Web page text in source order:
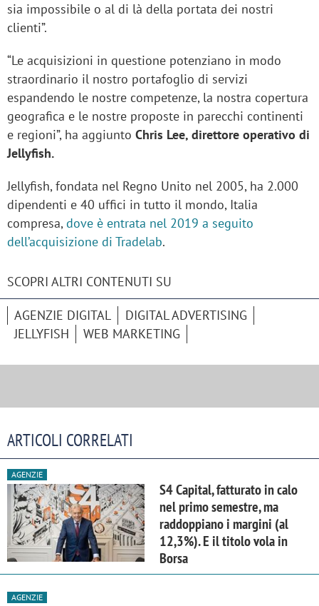
sia impossibile o al di là della portata dei nostri
clienti”.
“Le acquisizioni in questione potenziano in modo
straordinario il nostro portafoglio di servizi
espandendo le nostre competenze, la nostra copertura
geografica e le nostre proposte in parecchi continenti
e regioni”, ha aggiunto Chris Lee, direttore operativo di
Jellyfish.
Jellyfish, fondata nel Regno Unito nel 2005, ha 2.000
dipendenti e 40 uffici in tutto il mondo, Italia
compresa,dove è entrata nel 2019 a seguito
dell’acquisizione di Tradelab.
SCOPRI ALTRI CONTENUTI SU
AGENZIE DIGITAL
DIGITAL ADVERTISING
JELLYFISH
WEB MARKETING
ARTICOLI CORRELATI
AGENZIE
S4 Capital, fatturato in calo
nel primo semestre, ma
raddoppiano i margini (al
12,3%). E il titolo vola in
Borsa
AGENZIE